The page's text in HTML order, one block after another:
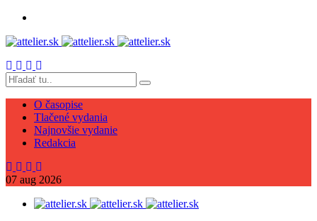
O časopise
Tlačené vydania
Najnovšie vydanie
Redakcia
07 aug 2026